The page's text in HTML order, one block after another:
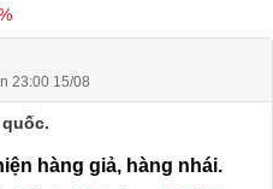
23:00 15/08
hàng giả, hàng nhái.